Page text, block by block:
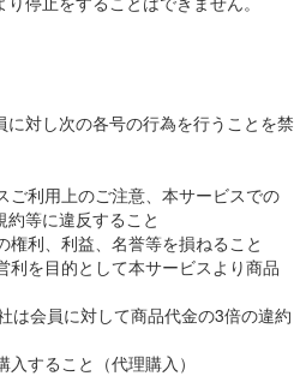
対し次の各号の行為を行うことを禁
ご利用上のご注意、本サービスでの
等に違反すること
利、利益、名誉等を損ねること
利を目的として本サービスより商品
会員に対して商品代金の3倍の違約
すること（代理購入）